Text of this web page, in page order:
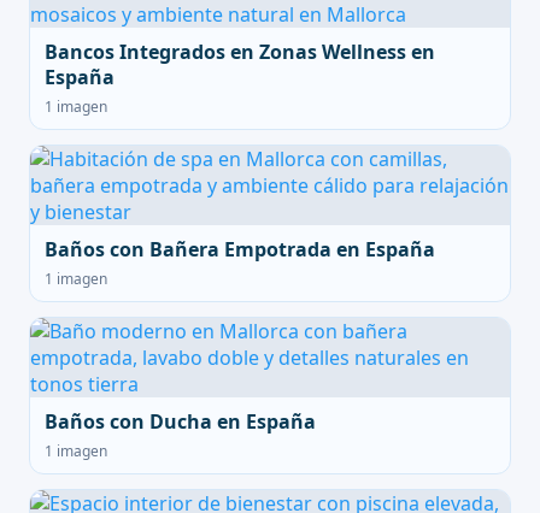
Bancos Integrados en Zonas Wellness en
España
1 imagen
Baños con Bañera Empotrada en España
1 imagen
Baños con Ducha en España
1 imagen